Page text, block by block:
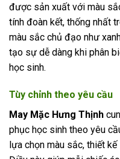
được sản xuất với màu
tính đoàn kết, thống nhất
màu sắc chủ đạo như
tạo sự dễ dàng khi phân
học sinh.
Tùy chỉnh theo yêu cầu
May Mặc Hưng Thịnh
phục học sinh theo yêu
lựa chọn màu sắc, thiết